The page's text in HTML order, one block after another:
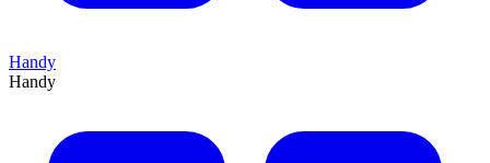
Handy
Handy